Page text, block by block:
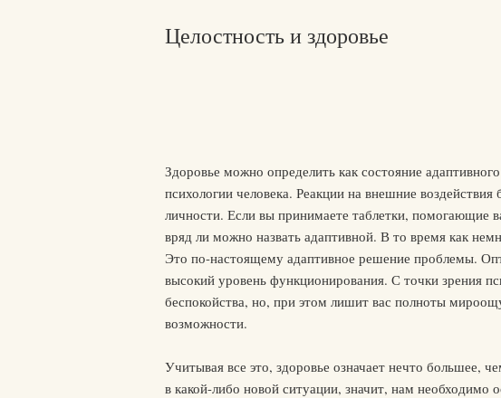
Целостность и здоровье
Здоровье можно определить как состояние
психологии человека. Реакции на внешние
личности. Если вы принимаете таблетки, помогающие
вряд ли можно назвать адаптивной. В то время как
Это по-настоящему адаптивное решение проблемы.
высокий уровень функционирования. С точки зрения
беспокойства, но, при этом лишит вас полноты
возможности.
Учитывая все это, здоровье означает нечто большее,
в какой-либо новой ситуации, значит, нам